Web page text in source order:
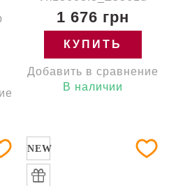
1 676 грн
КУПИТЬ
Добавить в сравнение
В наличии
NEW